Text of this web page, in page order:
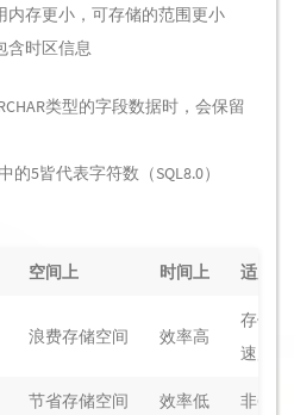
内存更小，可存储的范围更小
含时区信息
类型的字段数据时，会保留
的5皆代表字符数（SQL8.0）
空间上 时间上 适用场
浪费存储空间 效率高
存储
速度
节省存储空间 效率低 非